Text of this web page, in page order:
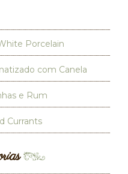
Porcelain
com Canela
e Rum
Currants